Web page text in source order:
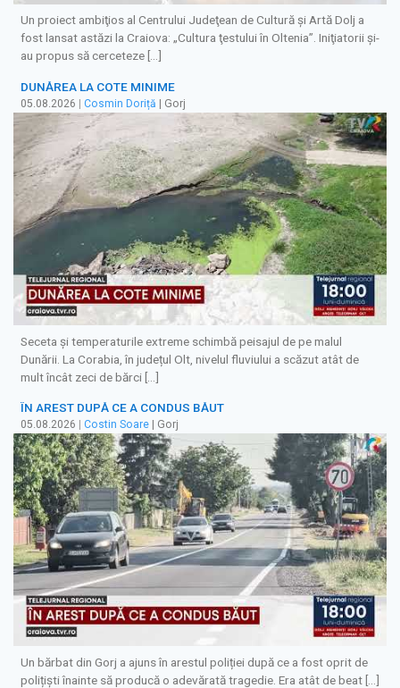
Un proiect ambiţios al Centrului Judeţean de Cultură şi Artă Dolj a
fost lansat astăzi la Craiova: „Cultura ţestului în Oltenia”. Iniţiatorii şi-
au propus să cerceteze […]
DUNĂREA LA COTE MINIME
05.08.2026 | Cosmin Doriță | Gorj
Seceta și temperaturile extreme schimbă peisajul de pe malul
Dunării. La Corabia, în județul Olt, nivelul fluviului a scăzut atât de
mult încât zeci de bărci […]
ÎN AREST DUPĂ CE A CONDUS BĂUT
05.08.2026 Costin Soare | Gorj
Un bărbat din Gorj a ajuns în arestul poliției după ce a fost oprit de
polițiști înainte să producă o adevărată tragedie. Era atât de beat […]